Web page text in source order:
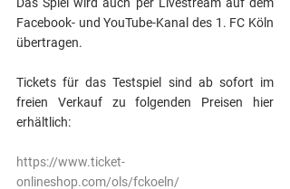
Facebook- und YouTube-Kanal des 1. FC Köln
übertragen.
Tickets für das Testspiel sind ab sofort im
freien Verkauf zu folgenden Preisen hier
erhältlich:
https://www.ticket-
onlineshop.com/ols/fckoeln/